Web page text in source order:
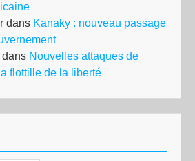
dans Kanaky : nouveau passage
dans Nouvelles attaques de
flottille de la liberté